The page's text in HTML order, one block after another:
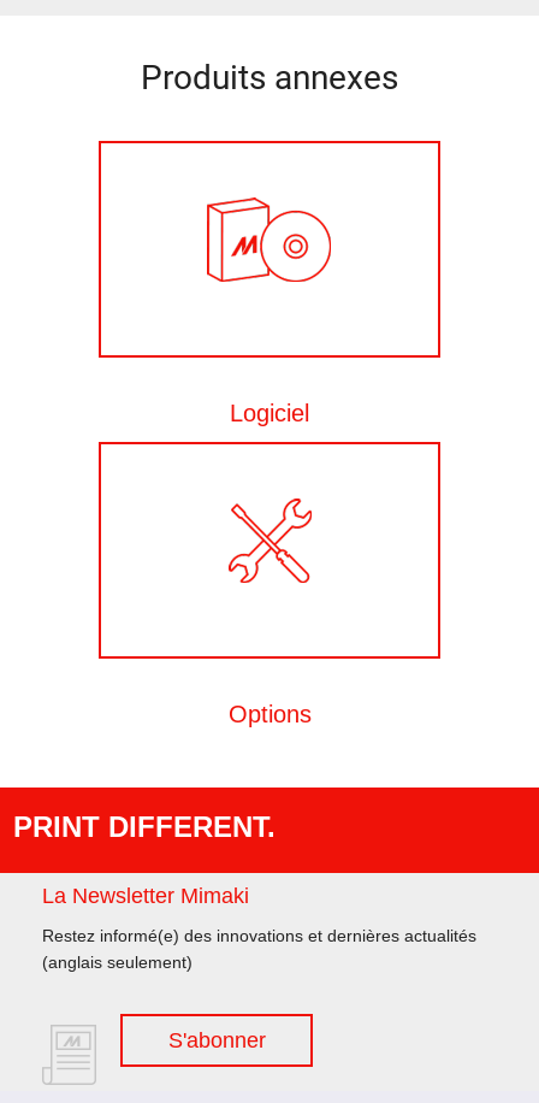
Produits annexes
Logiciel
Options
PRINT DIFFERENT.
La Newsletter Mimaki
Restez informé(e) des innovations et dernières actualités
(anglais seulement)
S'abonner